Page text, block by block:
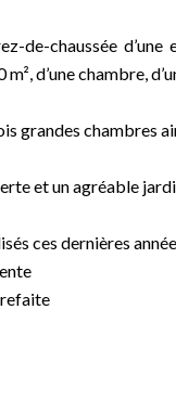
de-chaussée
d’une chambre,
grandes chambres
et un agréable
ces dernières